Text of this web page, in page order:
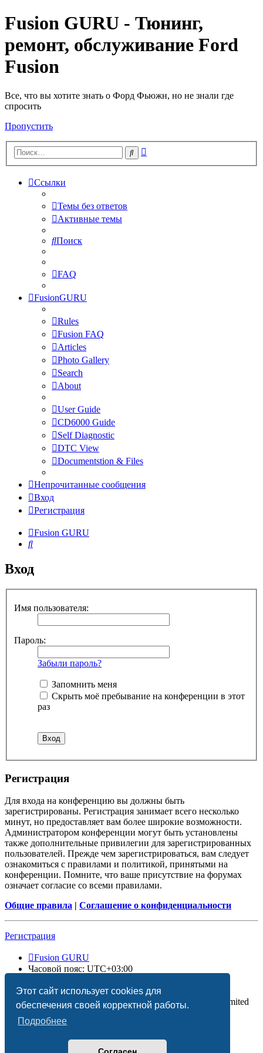
Этот сайт использует cookies для
обеспечения своей корректной работы.
Подробнее
Fusion GURU - Тюнинг,
ремонт, обслуживание Ford
Fusion
Все, что вы хотите знать о Форд Фьюжн, но не знали где
спросить
Пропустить
Поиск
Ссылки
Темы без ответов
Активные темы
Поиск
FAQ
FusionGURU
Rules
Fusion FAQ
Articles
Photo Gallery
Search
About
User Guide
CD6000 Guide
Self Diagnostic
DTC View
Documentstion & Files
Непрочитанные сообщения
Вход
Регистрация
Fusion GURU
Поиск
Вход
Имя пользователя:
Пароль:
Забыли пароль?
Запомнить меня
Скрыть моё пребывание на конференции в этот
раз
Регистрация
Для входа на конференцию вы должны быть
зарегистрированы. Регистрация занимает всего несколько
минут, но предоставляет вам более широкие возможности.
Администратором конференции могут быть установлены
также дополнительные привилегии для зарегистрированных
пользователей. Прежде чем зарегистрироваться, вам следует
ознакомиться с правилами и политикой, принятыми на
конференции. Помните, что ваше присутствие на форумах
означает согласие со всеми правилами.
Общие правила | Соглашение о конфиденциальности
Регистрация
Fusion GURU
Часовой пояс: UTC+03:00
Создано на основеphpBB® Forum Software © phpBB Limited